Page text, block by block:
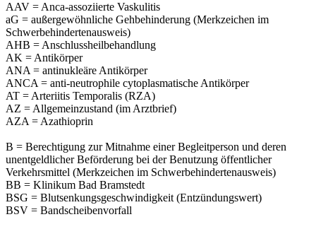
AAV = Anca-assoziierte Vaskulitis
aG = außergewöhnliche Gehbehinderung (Merkzeichen im
Schwerbehindertenausweis)
AHB = Anschlussheilbehandlung
AK = Antikörper
ANA = antinukleäre Antikörper
ANCA = anti-neutrophile cytoplasmatische Antikörper
AT = Arteriitis Temporalis (RZA)
AZ = Allgemeinzustand (im Arztbrief)
AZA = Azathioprin
B = Berechtigung zur Mitnahme einer Begleitperson und deren
unentgeldlicher Beförderung bei der Benutzung öffentlicher
Verkehrsmittel (Merkzeichen im Schwerbehindertenausweis)
BB = Klinikum Bad Bramstedt
BSG = Blutsenkungsgeschwindigkeit (Entzündungswert)
BSV = Bandscheibenvorfall